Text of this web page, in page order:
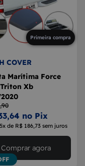
Primeira compra
COVER
Marítima Force
Xb
no Pix
de R$ 186,73 sem juros
Comprar agora